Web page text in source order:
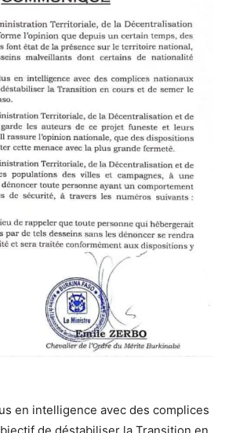
en intelligence avec des complices